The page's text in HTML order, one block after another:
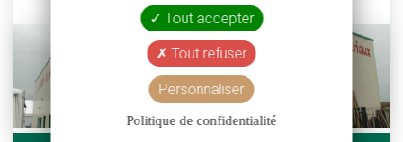
Tout accepter
Tout refuser
Personnaliser
Politique de confidentialité